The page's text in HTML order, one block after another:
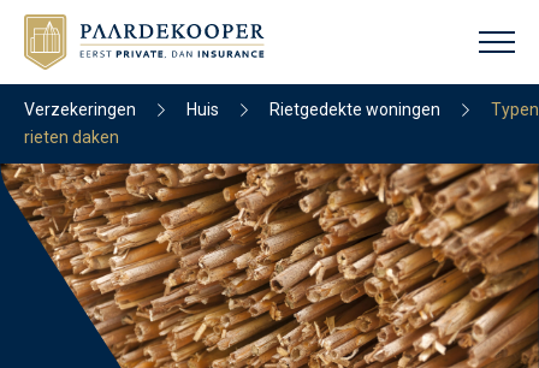
Verzekeringen Huis Rietgedekte woningen
Typen
rieten daken